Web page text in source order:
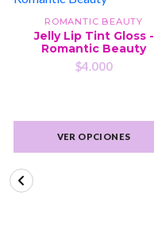
ROMANTIC BEAUTY
Jelly Lip Tint Gloss -
Romantic Beauty
$4.000
VER OPCIONES